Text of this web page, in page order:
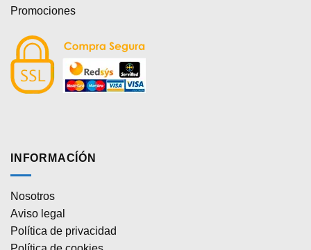
Promociones
INFORMACÍÓN
Nosotros
Aviso legal
Política de privacidad